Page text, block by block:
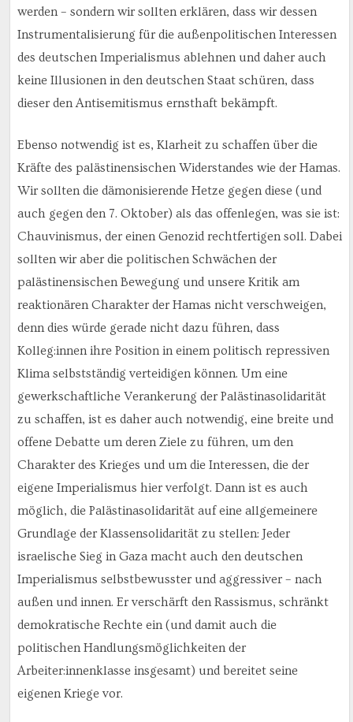
werden – sondern wir sollten erklären, dass wir dessen
Instrumentalisierung für die außenpolitischen Interessen
des deutschen Imperialismus ablehnen und daher auch
keine Illusionen in den deutschen Staat schüren, dass
dieser den Antisemitismus ernsthaft bekämpft.
Ebenso notwendig ist es, Klarheit zu schaffen über die
Kräfte des palästinensischen Widerstandes wie der Hamas.
Wir sollten die dämonisierende Hetze gegen diese (und
auch gegen den 7. Oktober) als das offenlegen, was sie ist:
Chauvinismus, der einen Genozid rechtfertigen soll. Dabei
sollten wir aber die politischen Schwächen der
palästinensischen Bewegung und unsere Kritik am
reaktionären Charakter der Hamas nicht verschweigen,
denn dies würde gerade nicht dazu führen, dass
Kolleg:innen ihre Position in einem politisch repressiven
Klima selbstständig verteidigen können. Um eine
gewerkschaftliche Verankerung der Palästinasolidarität
zu schaffen, ist es daher auch notwendig, eine breite und
offene Debatte um deren Ziele zu führen, um den
Charakter des Krieges und um die Interessen, die der
eigene Imperialismus hier verfolgt. Dann ist es auch
möglich, die Palästinasolidarität auf eine allgemeinere
Grundlage der Klassensolidarität zu stellen: Jeder
israelische Sieg in Gaza macht auch den deutschen
Imperialismus selbstbewusster und aggressiver – nach
außen und innen. Er verschärft den Rassismus, schränkt
demokratische Rechte ein (und damit auch die
politischen Handlungsmöglichkeiten der
Arbeiter:innenklasse insgesamt) und bereitet seine
eigenen Kriege vor.